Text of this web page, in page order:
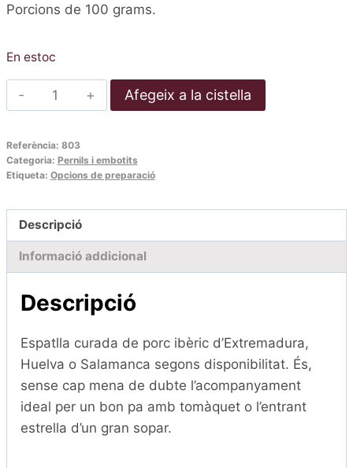
Porcions de 100 grams.
En estoc
quantitat
de
ibèrica
desossada
tallada
a
màquina
de
grams)
Afegeix a la cistella
Referència: 803
Categoria: Pernils i embotits
Etiqueta: Opcions de preparació
Descripció
Informació addicional
Descripció
Espatlla curada de porc ibèric d’Extremadura,
Huelva o Salamanca segons disponibilitat. És,
sense cap mena de dubte l’acompanyament
ideal per un bon pa amb tomàquet o l’entrant
estrella d’un gran sopar.